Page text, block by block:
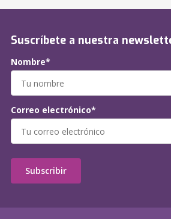
Suscríbete a nuestra
Nombre*
Correo electrónico*
Subscribir